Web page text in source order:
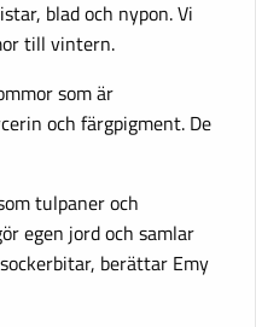
blad och nypon. Vi
till vintern.
som är
och färgpigment. De
tulpaner och
egen jord och samlar
berättar Emy